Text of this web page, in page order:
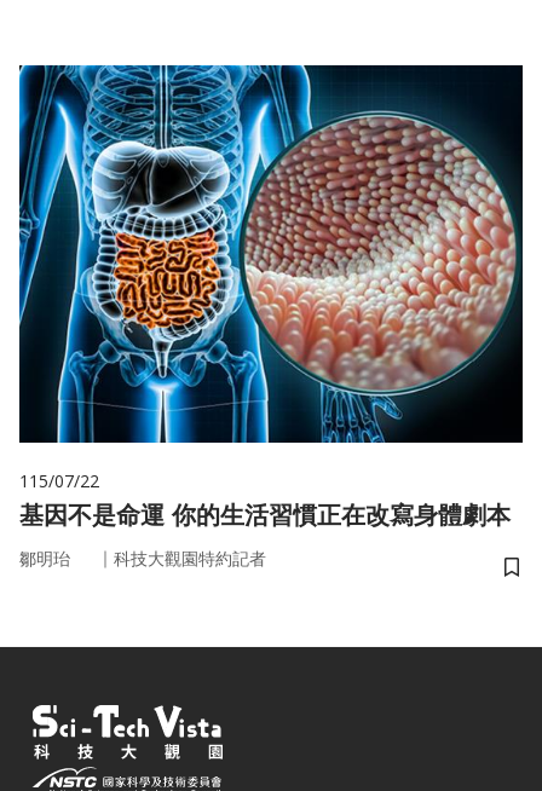
115/07/22
基因不是命運 你的生活習慣正在改寫身體劇本
鄒明珆 ｜ 科技大觀園特約記者
儲